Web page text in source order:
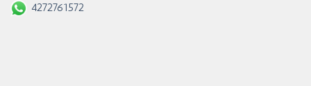
4272761572